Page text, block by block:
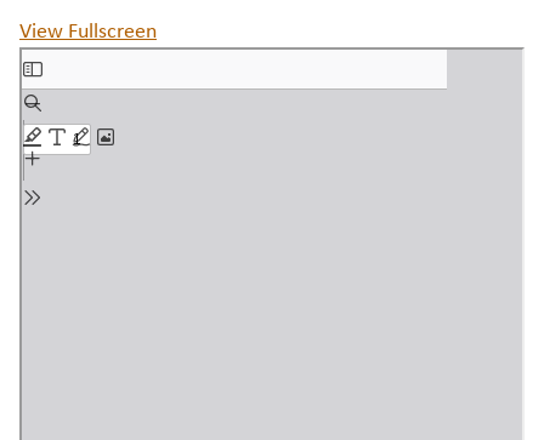
View Fullscreen
Skip
to
PDF
content